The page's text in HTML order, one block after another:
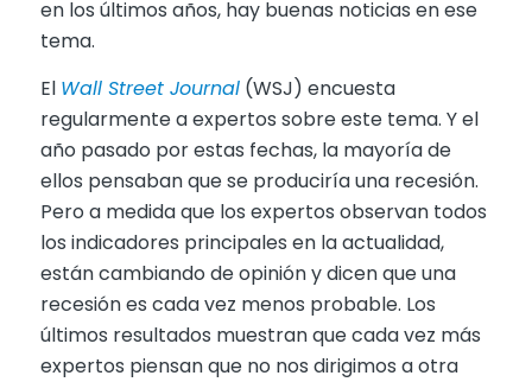
en los últimos años, hay buenas noticias en ese
tema.
El Wall Street Journal(WSJ) encuesta
regularmente a expertos sobre este tema. Y el
año pasado por estas fechas, la mayoría de
ellos pensaban que se produciría una recesión.
Pero a medida que los expertos observan todos
los indicadores principales en la actualidad,
están cambiando de opinión y dicen que una
recesión es cada vez menos probable. Los
últimos resultados muestran que cada vez más
expertos piensan que no nos dirigimos a otra